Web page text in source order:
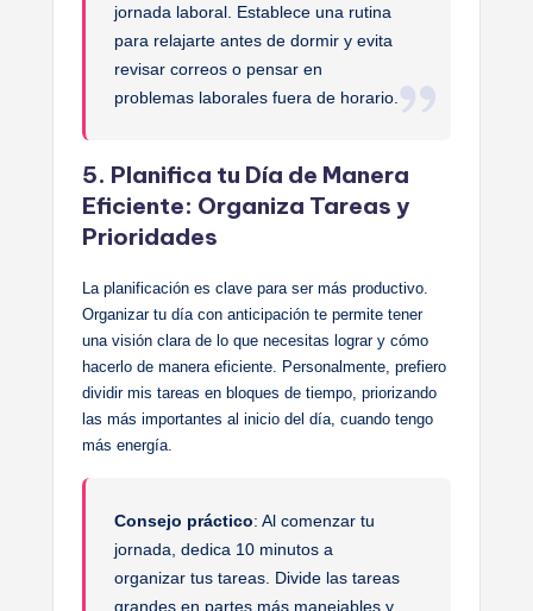
jornada laboral. Establece una rutina
para relajarte antes de dormir y evita
revisar correos o pensar en
problemas laborales fuera de horario.
5. Planifica tu Día de Manera
Eficiente: Organiza Tareas y
Prioridades
La planificación es clave para ser más productivo.
Organizar tu día con anticipación te permite tener
una visión clara de lo que necesitas lograr y cómo
hacerlo de manera eficiente. Personalmente, prefiero
dividir mis tareas en bloques de tiempo, priorizando
las más importantes al inicio del día, cuando tengo
más energía.
Consejo práctico: Al comenzar tu
jornada, dedica 10 minutos a
organizar tus tareas. Divide las tareas
grandes en partes más manejables y